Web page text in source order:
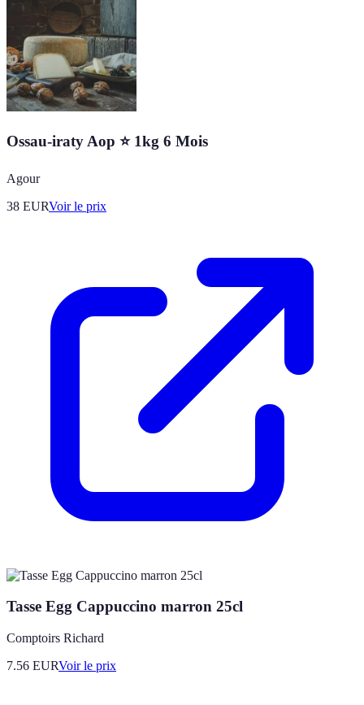
Ossau-iraty Aop ⭐ 1kg 6 Mois
Agour
38 EURVoir le prix
Tasse Egg Cappuccino marron 25cl
Comptoirs Richard
7.56 EURVoir le prix